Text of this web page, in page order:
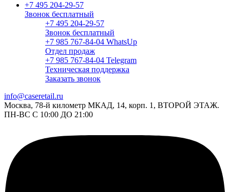
+7 495 204-29-57
Звонок бесплатный
+7 495 204-29-57
Звонок бесплатный
+7 985 767-84-04 WhatsUp
Отдел продаж
+7 985 767-84-04 Telegram
Техническая поддержка
Заказать звонок
info@caseretail.ru
Москва, 78-й километр МКАД, 14, корп. 1, ВТОРОЙ ЭТАЖ.
ПН-ВС С 10:00 ДО 21:00